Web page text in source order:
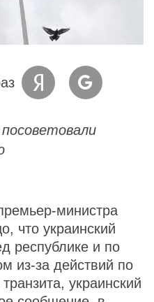
министра
что украинский
республике и по
из-за действий по
украинский